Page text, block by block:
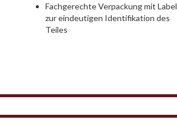
Fachgerechte Verpackung mit Label
zur eindeutigen Identifikation des
Teiles